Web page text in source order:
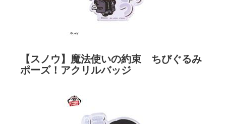
【スノウ】魔法使いの約束 ちびぐるみ
ポーズ！アクリルバッジ